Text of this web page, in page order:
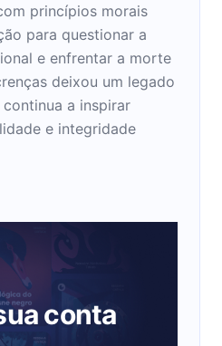
princípios morais
para questionar a
e enfrentar a morte
deixou um legado
a inspirar
e integridade
conta